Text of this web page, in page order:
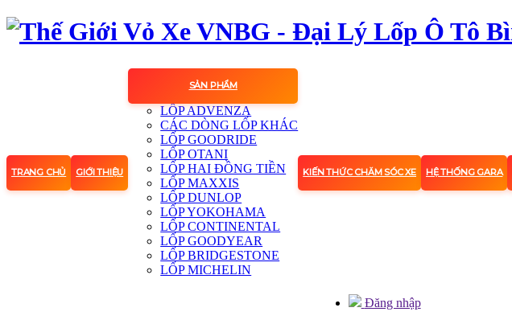
TRANG CHỦ GIỚI THIỆU
SẢN PHẨM
LỐP ADVENZA
CÁC DÒNG LỐP KHÁC
LỐP GOODRIDE
LỐP OTANI
LỐP HAI ĐỒNG TIỀN
LỐP MAXXIS
LỐP DUNLOP
LỐP YOKOHAMA
LỐP CONTINENTAL
LỐP GOODYEAR
LỐP BRIDGESTONE
LỐP MICHELIN
KIẾN THỨC CHĂM SÓC XE HỆ THỐNG GARA
Đăng nhập